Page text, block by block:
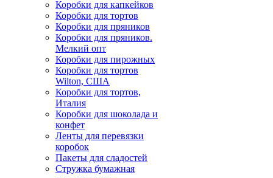
Коробки для капкейков
Коробки для тортов
Коробки для пряников
Коробки для пряников.
Мелкий опт
Коробки для пирожных
Коробки для тортов
Wilton, США
Коробки для тортов,
Италия
Коробки для шоколада и
конфет
Ленты для перевязки
коробок
Пакеты для сладостей
Стружка бумажная